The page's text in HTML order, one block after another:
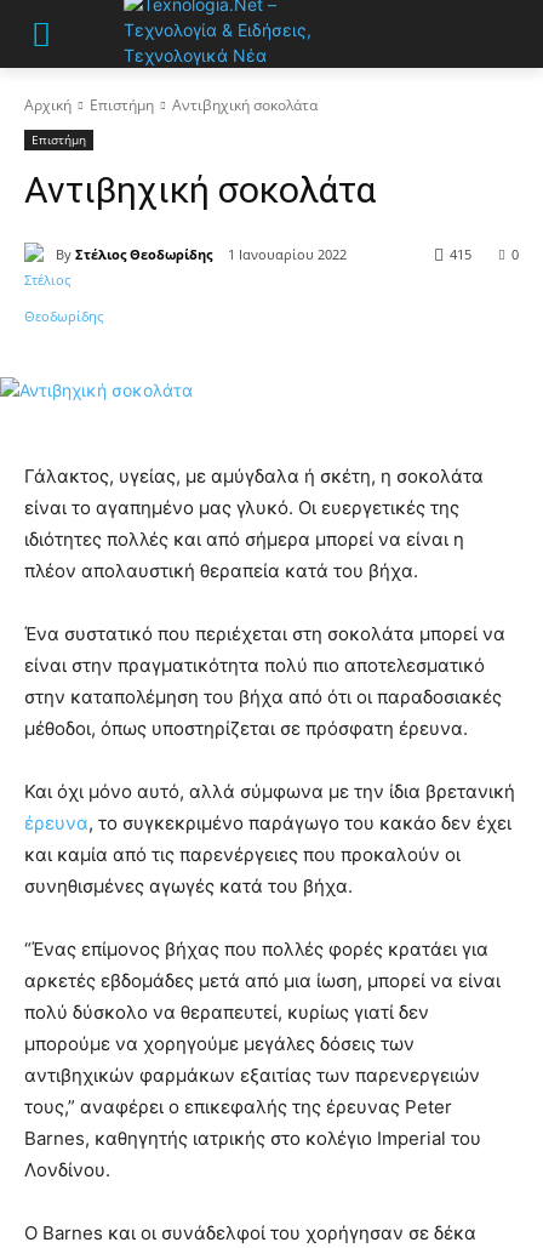
Αρχική Επιστήμη Αντιβηχική σοκολάτα
Επιστήμη
Αντιβηχική σοκολάτα
By Στέλιος Θεοδωρίδης 1 Ιανουαρίου 2022 0
415
Γάλακτος, υγείας, με αμύγδαλα ή σκέτη, η σοκολάτα
είναι το αγαπημένο μας γλυκό. Οι ευεργετικές της
ιδιότητες πολλές και από σήμερα μπορεί να είναι η
πλέον απολαυστική θεραπεία κατά του βήχα.
Ένα συστατικό που περιέχεται στη σοκολάτα μπορεί να
είναι στην πραγματικότητα πολύ πιο αποτελεσματικό
στην καταπολέμηση του βήχα από ότι οι παραδοσιακές
μέθοδοι, όπως υποστηρίζεται σε πρόσφατη έρευνα.
Και όχι μόνο αυτό, αλλά σύμφωνα με την ίδια βρετανική
έρευνα, το συγκεκριμένο παράγωγο του κακάο δεν έχει
και καμία από τις παρενέργειες που προκαλούν οι
συνηθισμένες αγωγές κατά του βήχα.
“Ένας επίμονος βήχας που πολλές φορές κρατάει για
αρκετές εβδομάδες μετά από μια ίωση, μπορεί να είναι
πολύ δύσκολο να θεραπευτεί, κυρίως γιατί δεν
μπορούμε να χορηγούμε μεγάλες δόσεις των
αντιβηχικών φαρμάκων εξαιτίας των παρενεργειών
τους,” αναφέρει ο επικεφαλής της έρευνας Peter
Barnes, καθηγητής ιατρικής στο κολέγιο Imperial του
Λονδίνου.
Ο Barnes και οι συνάδελφοί του χορήγησαν σε δέκα